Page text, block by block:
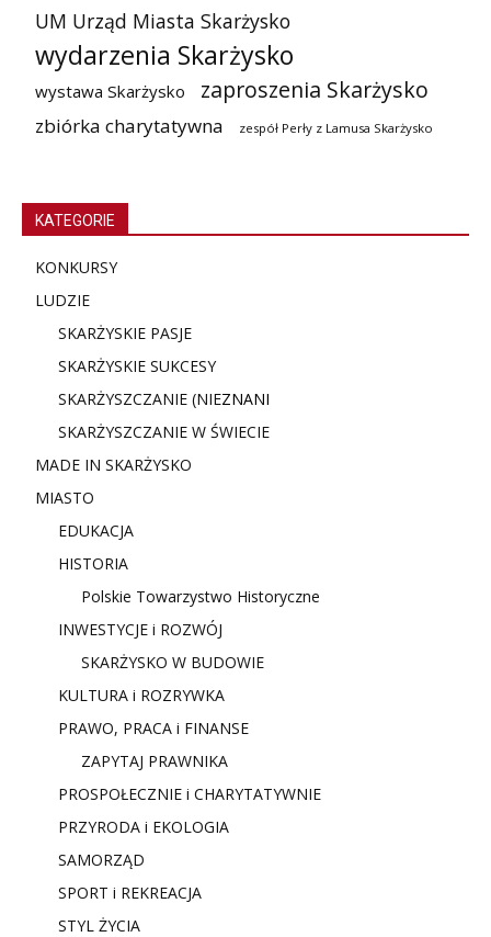
UM Urząd Miasta Skarżysko
wydarzenia Skarżysko
wystawa Skarżysko zaproszenia Skarżysko
zbiórka charytatywna zespół Perły z Lamusa Skarżysko
KATEGORIE
KONKURSY
LUDZIE
SKARŻYSKIE PASJE
SKARŻYSKIE SUKCESY
SKARŻYSZCZANIE (NIEZNANI
SKARŻYSZCZANIE W ŚWIECIE
MADE IN SKARŻYSKO
MIASTO
EDUKACJA
HISTORIA
Polskie Towarzystwo Historyczne
INWESTYCJE i ROZWÓJ
SKARŻYSKO W BUDOWIE
KULTURA i ROZRYWKA
PRAWO, PRACA i FINANSE
ZAPYTAJ PRAWNIKA
PROSPOŁECZNIE i CHARYTATYWNIE
PRZYRODA i EKOLOGIA
SAMORZĄD
SPORT i REKREACJA
STYL ŻYCIA